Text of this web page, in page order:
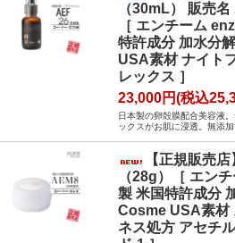
（30mL） 販売
［ エンチーム
特許成分 加水分
USA素材 ナイト
レックス ］
23,000円(税込
日本製の卵殻膜配合美容液
ックスがお肌に浸透。無添加
【正規販売
（28g）［ エン
製 米国特許成分
Cosme USA素材
ネス処方 アセチ